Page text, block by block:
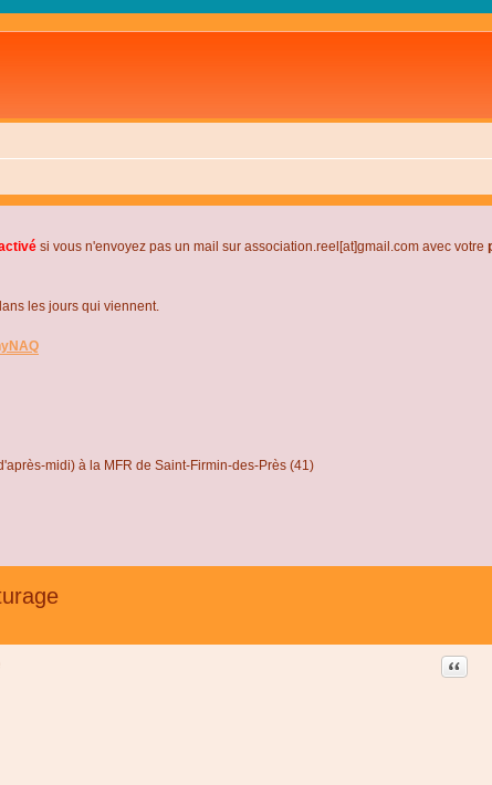
si vous n'envoyez pas un mail sur association.reel[at]gmail.com avec votre
les jours qui viennent.
midi) à la MFR de Saint-Firmin-des-Près (41)
Citer